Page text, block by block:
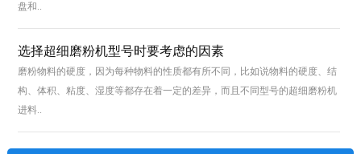
盘和..
选择超细磨粉机型号时要考虑的因素
磨粉物料的硬度，因为每种物料的性质都有所不同，比如说物料的硬度、结
构、体积、粘度、湿度等都存在着一定的差异，而且不同型号的超细磨粉机
进料..